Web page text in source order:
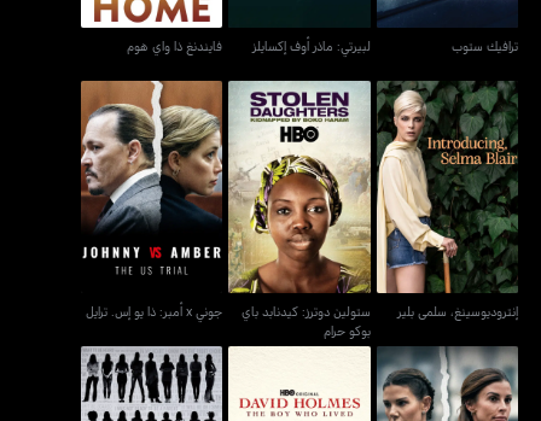
ترافيك ستوب لبيرتي: ماذر أوف إكسايلز فايندنغ ذا واي هوم
إنتروديوسينغ، سلمى بلير
إنتروديوسينغ، سلمى بلير
ستولين دوترز: كيدنابد باي
بوكو حرام
ستولين دوترز: كيدنابد باي
بوكو حرام
جوني x أمبر: ذا يو إس. ترايل
جوني x أمبر: ذا يو إس. ترايل